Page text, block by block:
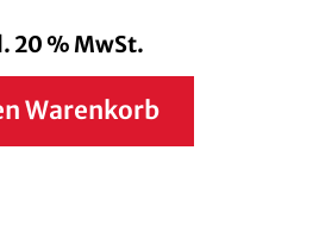
20 % MwSt.
Warenkorb